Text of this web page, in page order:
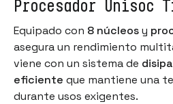
Procesador Unisoc
Equipado con 8 núcleosy
asegura un rendimiento
viene con un sistema de
eficiente que mantiene una
durante usos exigentes.